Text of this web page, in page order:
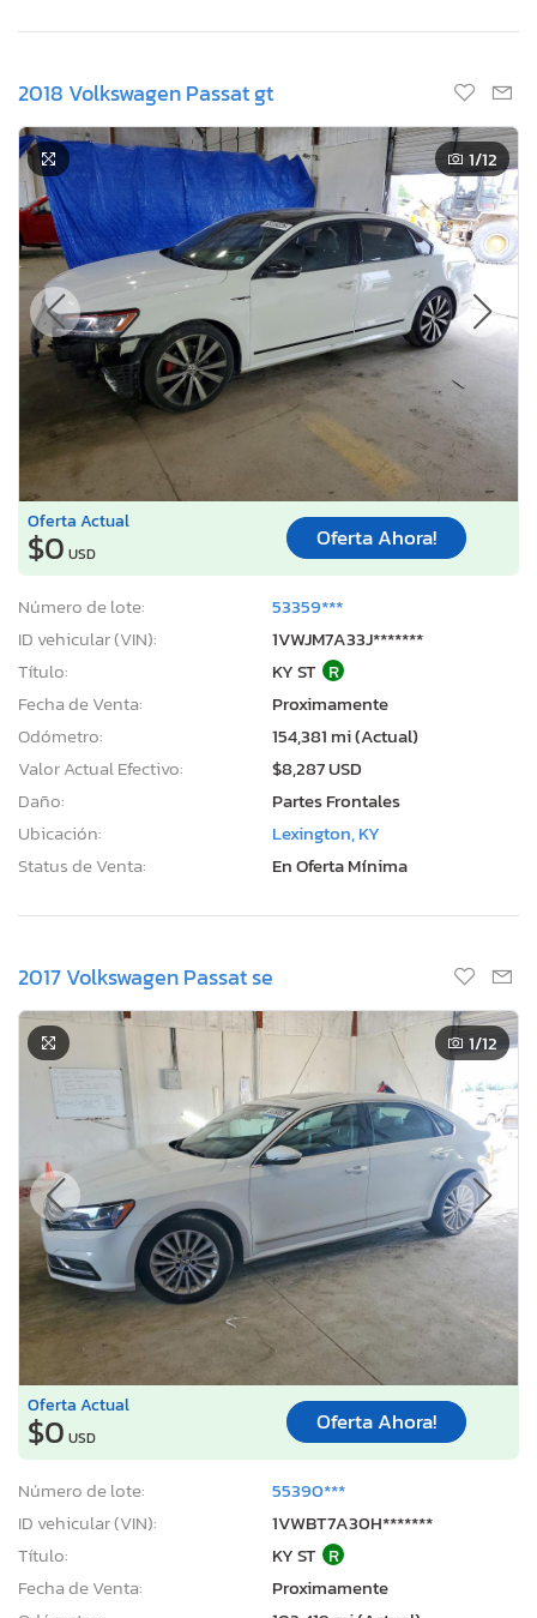
2018 Volkswagen Passat gt
1/12
Oferta Actual
$0 USD
Oferta Ahora!
Número de lote:
53359***
ID vehicular (VIN):
1VWJM7A33J*******
Título:
KY ST R
Fecha de Venta:
Proximamente
Odómetro:
154,381 mi (Actual)
Valor Actual Efectivo:
$8,287 USD
Daño:
Partes Frontales
Ubicación:
Lexington, KY
Status de Venta:
En Oferta Mínima
2017 Volkswagen Passat se
1/12
Oferta Actual
$0 USD
Oferta Ahora!
Número de lote:
55390***
ID vehicular (VIN):
1VWBT7A30H*******
Título:
KY ST R
Fecha de Venta:
Proximamente